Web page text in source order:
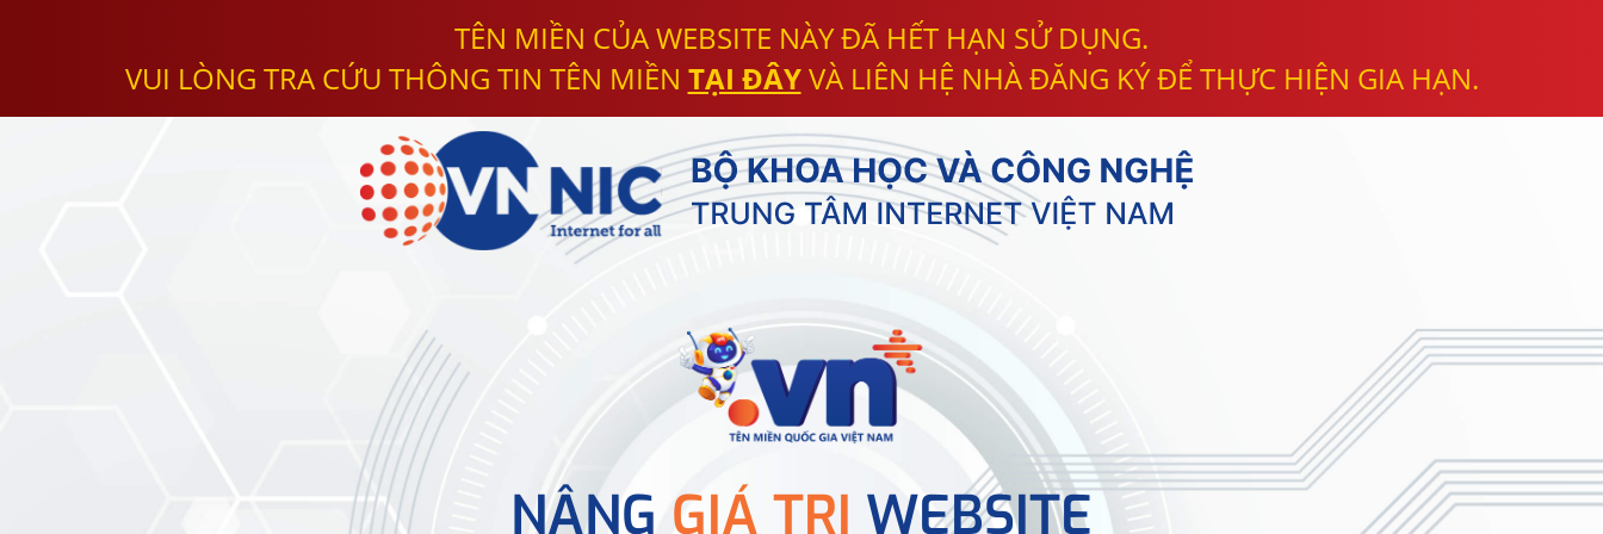
TÊN MIỀN CỦA WEBSITE NÀY ĐÃ HẾT HẠN SỬ DỤNG.
VUI LÒNG TRA CỨU THÔNG TIN TÊN MIỀN TẠI ĐÂYVÀ LIÊN HỆ NHÀ ĐĂNG KÝ ĐỂ THỰC HIỆN GIA HẠN.
NÂNG GIÁ TRỊ WEBSITE